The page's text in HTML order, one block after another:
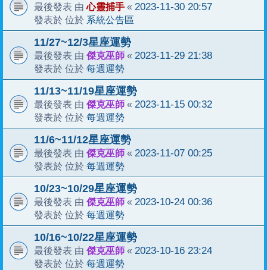
最後發表 由心靈捕手 « 2023-11-30 20:57
發表於 位於 系統公告區
11/27~12/3星座運勢
最後發表 由 傑克巫師 « 2023-11-29 21:38
發表於 位於 每週運勢
11/13~11/19星座運勢
最後發表 由 傑克巫師 « 2023-11-15 00:32
發表於 位於 每週運勢
11/6~11/12星座運勢
最後發表 由 傑克巫師 « 2023-11-07 00:25
發表於 位於 每週運勢
10/23~10/29星座運勢
最後發表 由 傑克巫師 « 2023-10-24 00:36
發表於 位於 每週運勢
10/16~10/22星座運勢
最後發表 由 傑克巫師 « 2023-10-16 23:24
發表於 位於 每週運勢